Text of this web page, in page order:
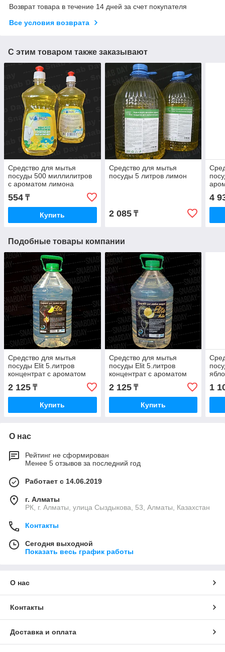
Возврат товара в течение 14 дней за счет покупателя
Все условия возврата
С этим товаром также заказывают
Средство для мытья
посуды 500 миллилитров
с ароматом лимона
554 ₸
Купить
Средство для мытья
посуды 5 литров лимон
2 085₸
4
Подобные товары компании
Средство для мытья
посуды Elit 5.литров
концентрат с ароматом
2 125 ₸
Купить
Средство для мытья
посуды Elit 5.литров
концентрат с ароматом
2 125₸
Купить
1
О нас
Рейтинг не сформирован
Менее 5 отзывов за последний год
Работает с 14.06.2019
г. Алматы
РК, г. Алматы, улица Сыздыкова, 53, Алматы, Казахстан
Контакты
Сегодня выходной
Показать весь график работы
О нас
Контакты
Доставка и оплата